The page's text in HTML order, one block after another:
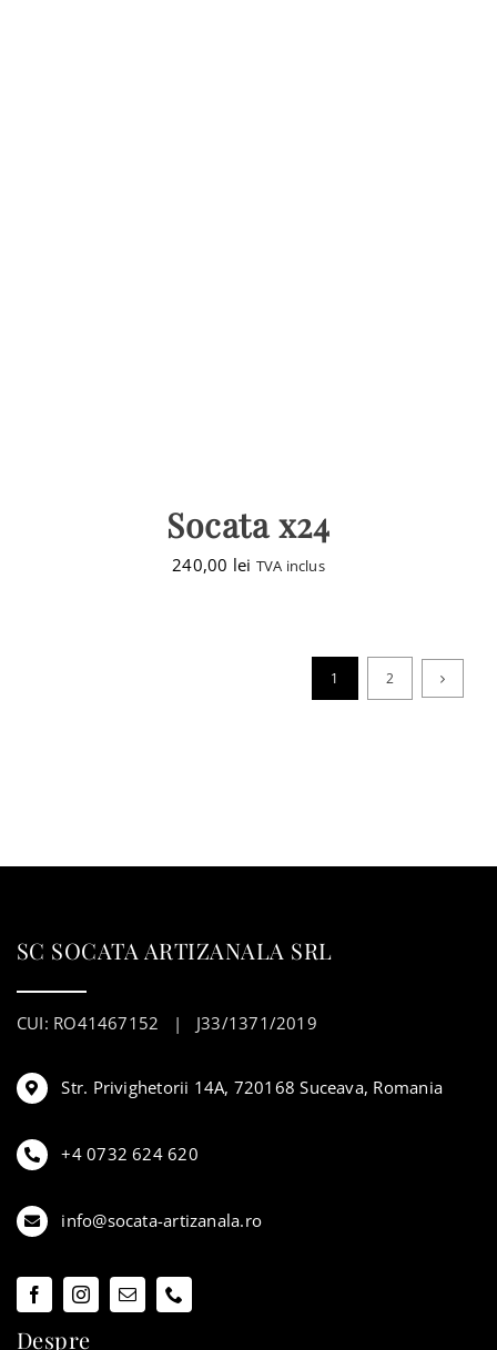
Socata x24
240,00 lei TVA inclus
1 2
SC SOCATA ARTIZANALA SRL
CUI: RO41467152 | J33/1371/2019
Str. Privighetorii 14A, 720168 Suceava, Romania
+4 0732 624 620
info@socata-artizanala.ro
Despre